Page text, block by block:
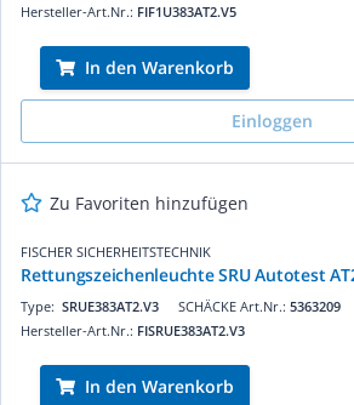
Hersteller-Art.Nr.: FIF1U383AT2.V5
In den Warenkorb
Einloggen
Zu Favoriten hinzufügen
FISCHER SICHERHEITSTECHNIK
Rettungszeichenleuchte SRU Autotest
SCHÄCKE Art.Nr.: 5363209
Type: SRUE383AT2.V3
Hersteller-Art.Nr.: FISRUE383AT2.V3
In den Warenkorb